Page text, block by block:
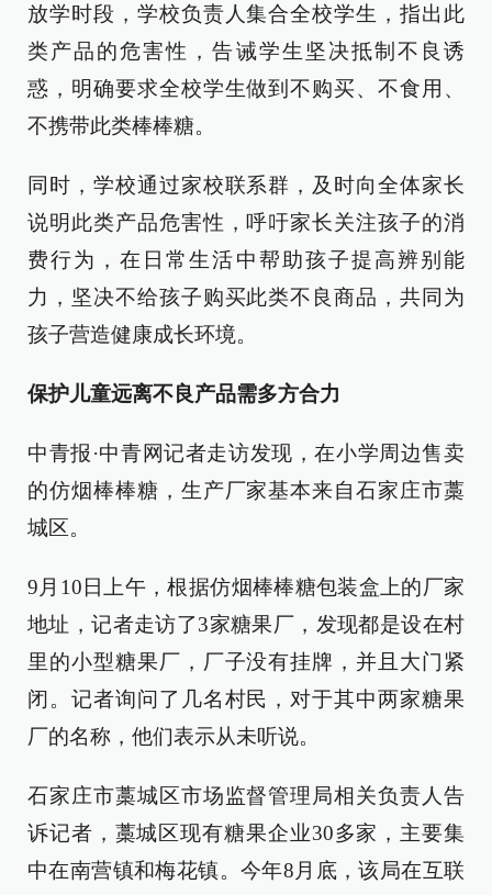
放学时段，学校负责人集合全校学生，指出此
类产品的危害性，告诫学生坚决抵制不良诱
惑，明确要求全校学生做到不购买、不食用、
不携带此类棒棒糖。
同时，学校通过家校联系群，及时向全体家长
说明此类产品危害性，呼吁家长关注孩子的消
费行为，在日常生活中帮助孩子提高辨别能
力，坚决不给孩子购买此类不良商品，共同为
孩子营造健康成长环境。
保护儿童远离不良产品需多方合力
中青报·中青网记者走访发现，在小学周边售卖
的仿烟棒棒糖，生产厂家基本来自石家庄市藁
城区。
9月10日上午，根据仿烟棒棒糖包装盒上的厂家
地址，记者走访了3家糖果厂，发现都是设在村
里的小型糖果厂，厂子没有挂牌，并且大门紧
闭。记者询问了几名村民，对于其中两家糖果
厂的名称，他们表示从未听说。
石家庄市藁城区市场监督管理局相关负责人告
诉记者，藁城区现有糖果企业30多家，主要集
中在南营镇和梅花镇。今年8月底，该局在互联